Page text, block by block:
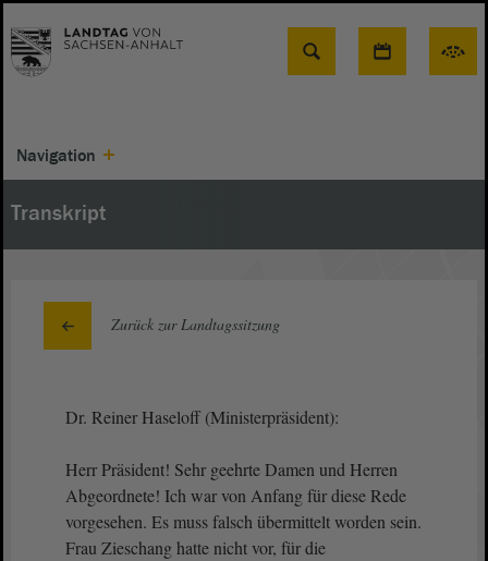
Suche
Navigation
Transkript
Zurück zur Landtagssitzung
Dr. Reiner Haseloff (Ministerpräsident):
Herr Präsident! Sehr geehrte Damen und Herren
Abgeordnete! Ich war von Anfang für diese Rede
vorgesehen. Es muss falsch übermittelt worden sein.
Frau Zieschang hatte nicht vor, für die